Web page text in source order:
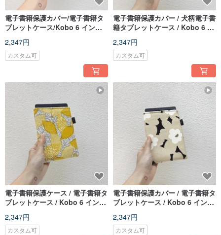
電子書籍保護カバー/電子書籍タ
ブレットケース/Kobo 6 インチ
リーダーケース
2,347円
カスタム可
電子書籍保護カバー / 犬柄電子書
籍タブレットケース / Kobo 6 イ
ケース / リーダー
2,347円
カスタム可
電子書籍保護ケース / 電子書籍タ
ブレットケース / Kobo 6 インチ
ス / リーダーケース
2,347円
カスタム可
電子書籍保護カバー / 電子書籍タ
ブレットケース / Kobo 6 インチ
ー / リーダーケース
2,347円
カスタム可